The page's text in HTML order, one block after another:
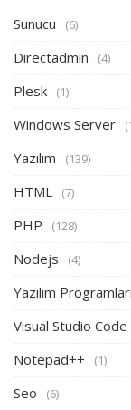
Sunucu (6)
Directadmin (4)
Plesk (1)
Windows Server
Yazılım (139)
HTML (7)
PHP (128)
Nodejs (4)
Yazılım Programları
Visual Studio Code
Notepad++ (1)
Seo (6)